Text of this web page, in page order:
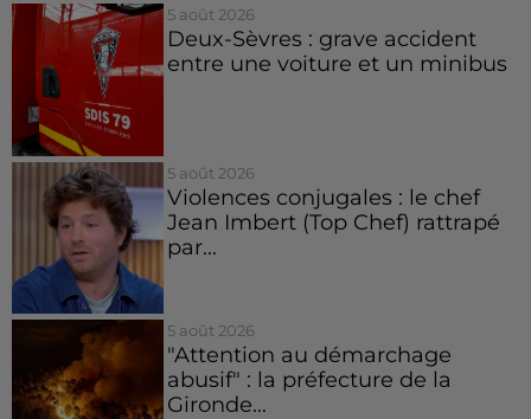
5 août 2026
Deux-Sèvres : grave accident
entre une voiture et un minibus
5 août 2026
Violences conjugales : le chef
Jean Imbert (Top Chef) rattrapé
par...
5 août 2026
"Attention au démarchage
abusif" : la préfecture de la
Gironde...